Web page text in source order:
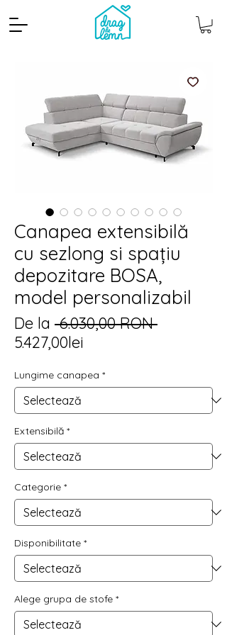
Canapea extensibilă
cu sezlong si spațiu
depozitare BOSA,
model personalizabil
De la 6.030,00 RON Preț
5.427,00lei
Lungime canapea *
Extensibilă *
Categorie *
Disponibilitate *
Alege grupa de stofe *